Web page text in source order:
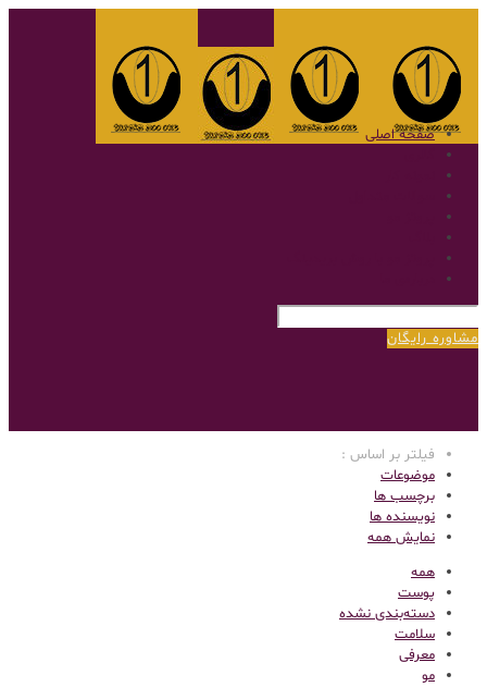
صفحه اصلی
مشاوره رایگان
فیلتر بر اساس :
موضوعات
برچسب ها
نویسنده ها
نمایش همه
همه
پوست
دسته‌بندی نشده
سلامت
معرفی
مو